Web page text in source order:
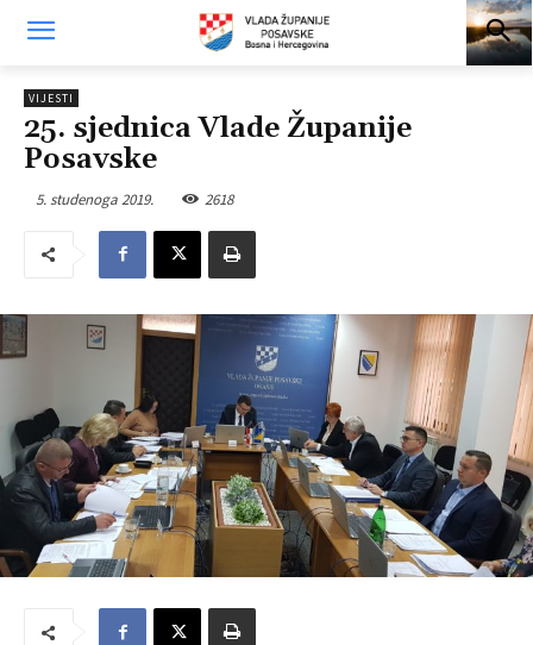
VIJESTI
25. sjednica Vlade Županije
Posavske
5. studenoga 2019. 2618